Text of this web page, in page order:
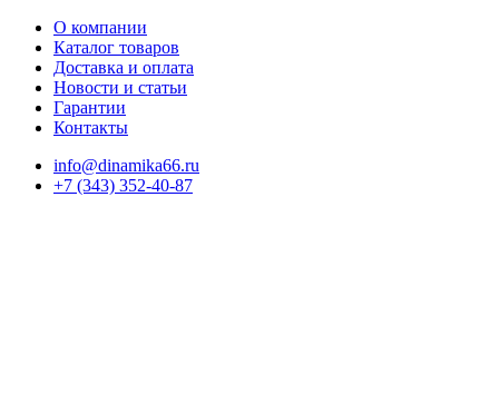
О компании
Каталог товаров
Доставка и оплата
Новости и статьи
Гарантии
Контакты
info@dinamika66.ru
+7 (343) 352-40-87